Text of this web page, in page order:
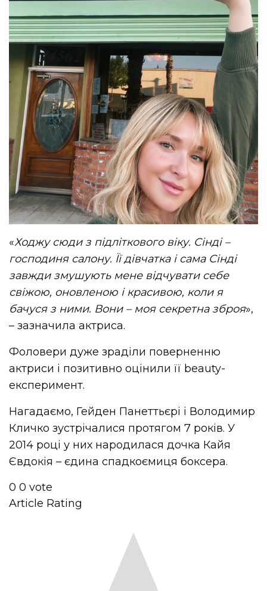
«Ходжу сюди з підліткового віку. Сінді –
господиня салону. Її дівчатка і сама Сінді
завжди змушують мене відчувати себе
свіжою, оновленою і красивою, коли я
бачуся з ними. Вони – моя секретна зброя»,
– зазначила актриса.
Фоловери дуже зраділи поверненню
актриси і позитивно оцінили її beauty-
експеримент.
Нагадаємо, Гейден Панеттьєрі і Володимир
Кличко зустрічалися протягом 7 років. У
2014 році у них народилася дочка Кайя
Євдокія – єдина спадкоємиця боксера.
0 0 vote
Article Rating